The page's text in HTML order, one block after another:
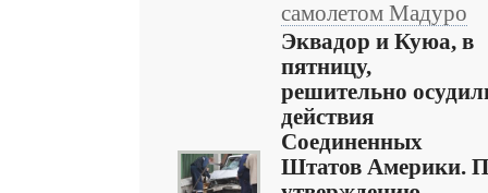
самолетом Мадуро
Эквадор и Куюа, в
пятницу,
решительно
действия
Соединенных
Штатов Америки.